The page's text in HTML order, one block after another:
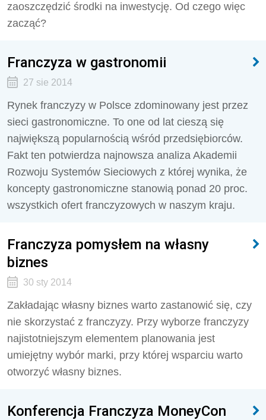
zaoszczędzić środki na inwestycję. Od czego więc
zacząć?
Franczyza w gastronomii
27 sie 2014
Rynek franczyzy w Polsce zdominowany jest przez
sieci gastronomiczne. To one od lat cieszą się
największą popularnością wśród przedsiębiorców.
Fakt ten potwierdza najnowsza analiza Akademii
Rozwoju Systemów Sieciowych z której wynika, że
koncepty gastronomiczne stanowią ponad 20 proc.
wszystkich ofert franczyzowych w naszym kraju.
Franczyza pomysłem na własny
biznes
30 sty 2014
Zakładając własny biznes warto zastanowić się, czy
nie skorzystać z franczyzy. Przy wyborze franczyzy
najistotniejszym elementem planowania jest
umiejętny wybór marki, przy której wsparciu warto
otworzyć własny biznes.
Konferencja Franczyza MoneyCon